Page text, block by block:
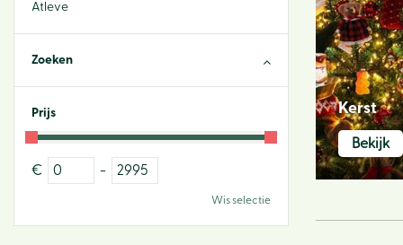
Kerst
Bekijk
Atleve
Zoeken
Prijs
€ -
Wis selectie